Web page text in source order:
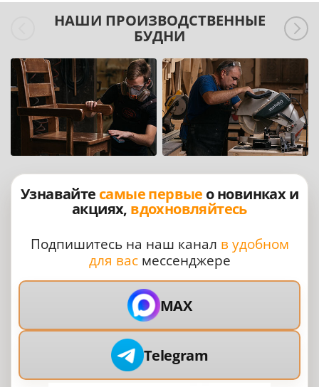
НАШИ ПРОИЗВОДСТВЕННЫЕ
БУДНИ
Узнавайте самые первые о новинках и
акциях, вдохновляйтесь
Подпишитесь на наш канал в удобном
для васмессенджере
MAX
Telegram